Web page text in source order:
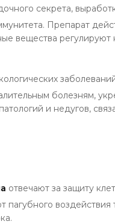
секрета,
Препарат
вещества
болезням,
и недугов,
отвечают за защиту
пагубного